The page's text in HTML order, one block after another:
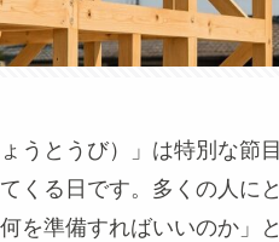
うとうび）」は特別な節
くる日です。多くの人に
を準備すればいいのか」